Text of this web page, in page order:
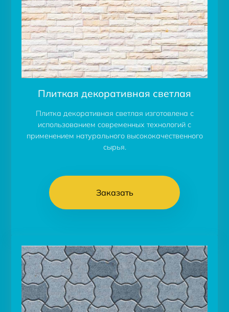
Плиткая декоративная светлая
Плитка декоративная светлая изготовлена с
использованием современных технологий с
применением натурального высококачественного
сырья.
Заказать